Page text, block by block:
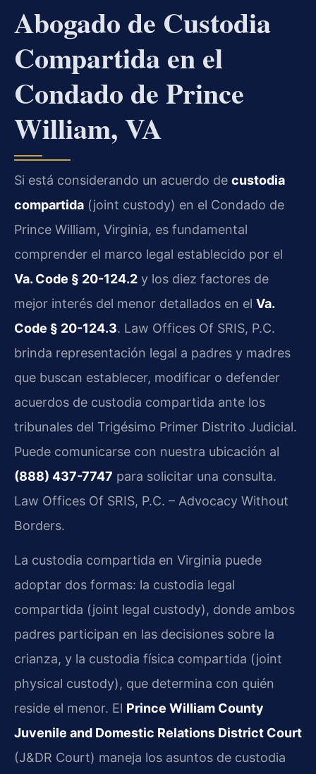
Abogado de Custodia
Compartida en el
Condado de Prince
William, VA
Si está considerando un acuerdo de custodia
compartida (joint custody) en el Condado de
Prince William, Virginia, es fundamental
comprender el marco legal establecido por el
Va. Code § 20-124.2 y los diez factores de
mejor interés del menor detallados en el Va.
Code § 20-124.3. Law Offices Of SRIS, P.C.
brinda representación legal a padres y madres
que buscan establecer, modificar o defender
acuerdos de custodia compartida ante los
tribunales del Trigésimo Primer Distrito Judicial.
Puede comunicarse con nuestra ubicación al
(888) 437-7747 para solicitar una consulta.
Law Offices Of SRIS, P.C. – Advocacy Without
Borders.
La custodia compartida en Virginia puede
adoptar dos formas: la custodia legal
compartida (joint legal custody), donde ambos
padres participan en las decisiones sobre la
crianza, y la custodia física compartida (joint
physical custody), que determina con quién
reside el menor. El Prince William County
Juvenile and Domestic Relations District Court
(J&DR Court) maneja los asuntos de custodia